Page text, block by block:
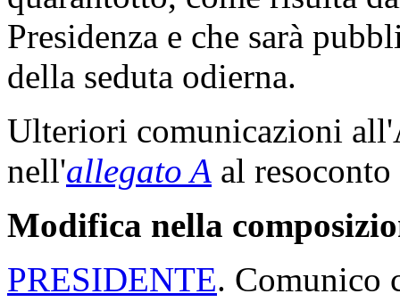
Presidenza e che sarà
della seduta odierna.
Ulteriori comunicazioni
nell'allegato A al
Modifica nella
PRESIDENTE. Comunico